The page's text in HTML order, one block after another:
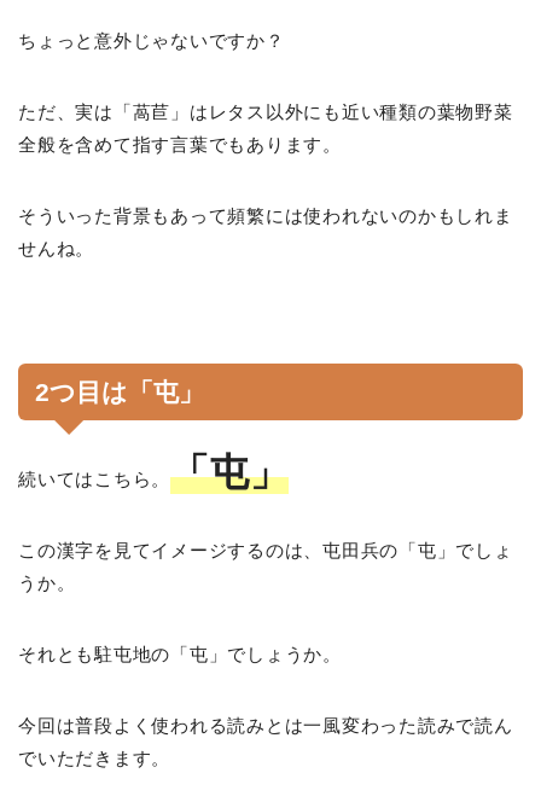
ちょっと意外じゃないですか？
ただ、実は「萵苣」はレタス以外にも近い種類の葉物野菜
全般を含めて指す言葉でもあります。
そういった背景もあって頻繁には使われないのかもしれま
せんね。
2つ目は「屯」
続いてはこちら。「屯」
この漢字を見てイメージするのは、屯田兵の「屯」でしょ
うか。
それとも駐屯地の「屯」でしょうか。
今回は普段よく使われる読みとは一風変わった読みで読ん
でいただきます。